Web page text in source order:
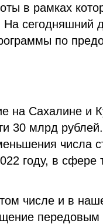
в рамках
сегодняшний
по
на Сахалине и
30 млрд
числа
году, в сфере
числе и в
передовым